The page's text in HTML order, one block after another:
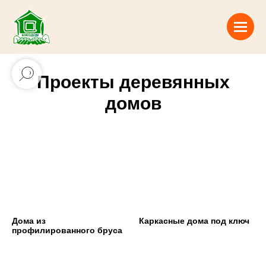
Проекты деревянных
домов
Дома из
профилированного бруса
Каркасные дома под ключ